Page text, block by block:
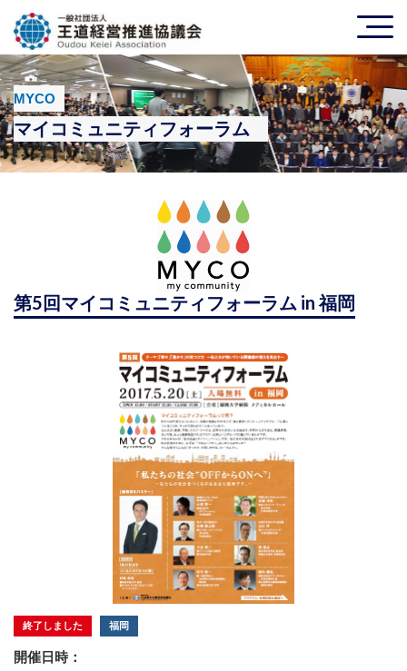
MYCO
マイコミュニティフォーラム
第5回マイコミュニティフォーラム in 福岡
終了しました 福岡
開催日時：